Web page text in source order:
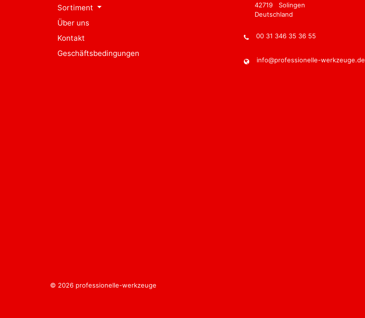
Sortiment
Über uns
Kontakt
Geschäftsbedingungen
42719 Solingen
Deutschland
00 31 346 35 36 55
info@professionelle-werkzeuge.de
© 2026 professionelle-werkzeuge